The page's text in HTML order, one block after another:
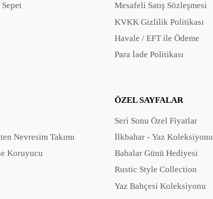
Mesafeli Satış Sözleşmesi
KVKK Gizlilik Politikası
Havale / EFT ile Ödeme
Para İade Politikası
Nevresim Takımı
Koruyucu
ÖZEL SAYFALAR
Seri Sonu Özel Fiyatlar
İlkbahar - Yaz Koleksiyonu
Babalar Günü Hediyesi
Rustic Style Collection
Yaz Bahçesi Koleksiyonu